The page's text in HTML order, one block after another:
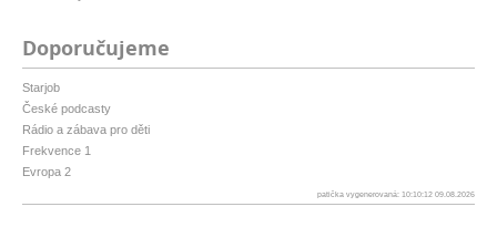
Doporučujeme
Starjob
České podcasty
Rádio a zábava pro děti
Frekvence 1
Evropa 2
patička vygenerovaná: 10:10:12 09.08.2026